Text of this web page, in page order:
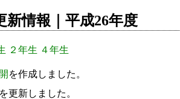
新情報｜平成26年度
２年生 ４年生
を作成しました。
を更新しました。